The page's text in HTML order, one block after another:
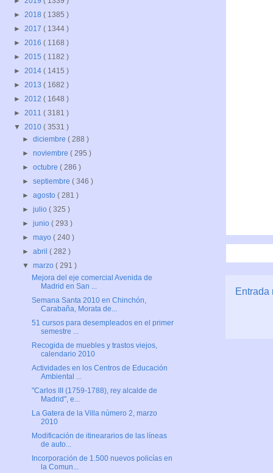
Entrada
► 2018 ( 1385 )
► 2017 ( 1344 )
► 2016 ( 1168 )
► 2015 ( 1182 )
► 2014 ( 1415 )
► 2013 ( 1682 )
► 2012 ( 1648 )
► 2011 ( 3181 )
▼ 2010 ( 3531 )
►diciembre( 288 )
►noviembre( 295 )
►octubre( 286 )
►septiembre( 346 )
►agosto( 281 )
►julio( 325 )
►junio( 293 )
►mayo( 240 )
►abril( 282 )
▼marzo( 291 )
Mejora del eje comercial Avenida de
Madrid en San ...
Semana Santa 2010 en Chinchón,
Carabaña, Morata de...
51 cursos para desempleados en el primer
semestre ...
Recogida de muebles y trastos viejos,
calendario 2010
Actividades en los Centros de Educación
Ambiental ...
"Carlos III (1759-1788), rey alcalde de
Madrid", e...
La Gatera de la Villa número 2, marzo
2010
Modificación de itineararios de las líneas
de auto...
Incorporación de 1.500 nuevos policías en
la Comun...